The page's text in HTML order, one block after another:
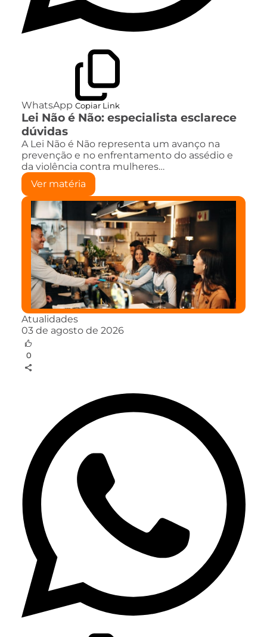
WhatsApp Copiar Link
Lei Não é Não: especialista esclarece
dúvidas
A Lei Não é Não representa um avanço na
prevenção e no enfrentamento do assédio e
da violência contra mulheres…
Ver matéria
Atualidades
03 de agosto de 2026
0